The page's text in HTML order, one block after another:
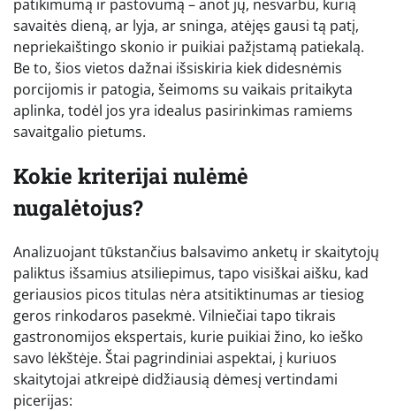
patikimumą ir pastovumą – anot jų, nesvarbu, kurią
savaitės dieną, ar lyja, ar sninga, atėjęs gausi tą patį,
nepriekaištingo skonio ir puikiai pažįstamą patiekalą.
Be to, šios vietos dažnai išsiskiria kiek didesnėmis
porcijomis ir patogia, šeimoms su vaikais pritaikyta
aplinka, todėl jos yra idealus pasirinkimas ramiems
savaitgalio pietums.
Kokie kriterijai nulėmė
nugalėtojus?
Analizuojant tūkstančius balsavimo anketų ir skaitytojų
paliktus išsamius atsiliepimus, tapo visiškai aišku, kad
geriausios picos titulas nėra atsitiktinumas ar tiesiog
geros rinkodaros pasekmė. Vilniečiai tapo tikrais
gastronomijos ekspertais, kurie puikiai žino, ko ieško
savo lėkštėje. Štai pagrindiniai aspektai, į kuriuos
skaitytojai atkreipė didžiausią dėmesį vertindami
picerijas: